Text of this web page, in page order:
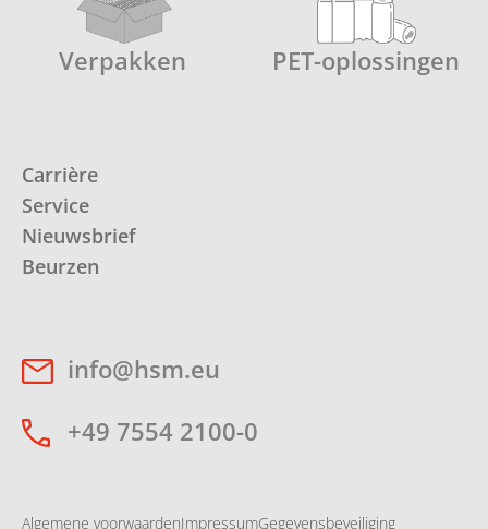
Verpakken PET-oplossingen
Carrière
Service
Nieuwsbrief
Beurzen
info@hsm.eu
+49 7554 2100-0
Algemene voorwaardenImpressumGegevensbeveiliging